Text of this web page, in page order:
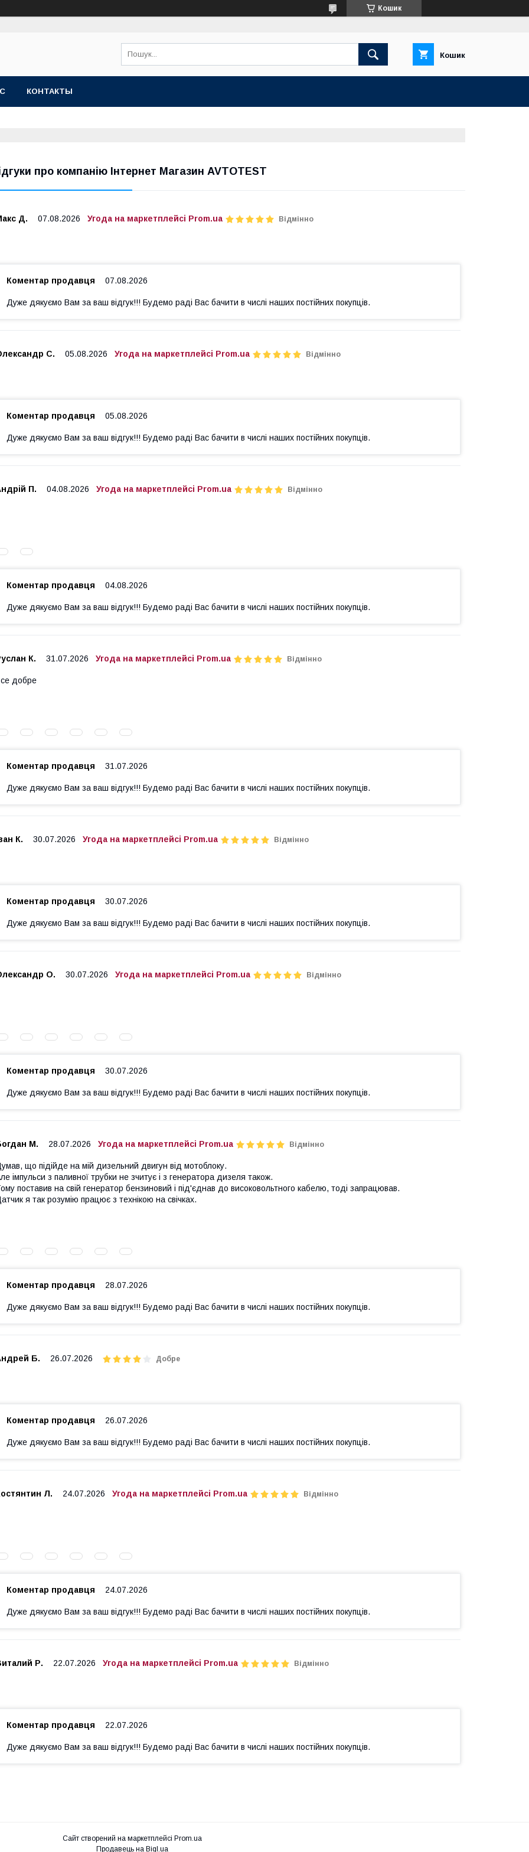
Кошик
Кошик
КОНТАКТЫ
про компанію Інтернет Магазин AVTOTEST
Д. 07.08.2026 Угода на маркетплейсі Prom.ua Відмінно
Коментар продавця 07.08.2026
Дуже дякуємо Вам за ваш відгук!!! Будемо раді Вас бачити в числі наших постійних покупців.
С. 05.08.2026 Угода на маркетплейсі Prom.ua Відмінно
Коментар продавця 05.08.2026
Дуже дякуємо Вам за ваш відгук!!! Будемо раді Вас бачити в числі наших постійних покупців.
П. 04.08.2026 Угода на маркетплейсі Prom.ua Відмінно
Коментар продавця 04.08.2026
Дуже дякуємо Вам за ваш відгук!!! Будемо раді Вас бачити в числі наших постійних покупців.
К. 31.07.2026 Угода на маркетплейсі Prom.ua Відмінно
добре
Коментар продавця 31.07.2026
Дуже дякуємо Вам за ваш відгук!!! Будемо раді Вас бачити в числі наших постійних покупців.
К. 30.07.2026 Угода на маркетплейсі Prom.ua Відмінно
Коментар продавця 30.07.2026
Дуже дякуємо Вам за ваш відгук!!! Будемо раді Вас бачити в числі наших постійних покупців.
О. 30.07.2026 Угода на маркетплейсі Prom.ua Відмінно
Коментар продавця 30.07.2026
Дуже дякуємо Вам за ваш відгук!!! Будемо раді Вас бачити в числі наших постійних покупців.
М. 28.07.2026 Угода на маркетплейсі Prom.ua Відмінно
що підійде на мій дизельний двигун від мотоблоку.
імпульси з паливної трубки не зчитує і з генератора дизеля також.
поставив на свій генератор бензиновий і під'єднав до високовольтного кабелю, тоді запрацював.
я так розумію працює з технікою на свічках.
Коментар продавця 28.07.2026
Дуже дякуємо Вам за ваш відгук!!! Будемо раді Вас бачити в числі наших постійних покупців.
Б. 26.07.2026 Добре
Коментар продавця 26.07.2026
Дуже дякуємо Вам за ваш відгук!!! Будемо раді Вас бачити в числі наших постійних покупців.
Л. 24.07.2026 Угода на маркетплейсі Prom.ua Відмінно
Коментар продавця 24.07.2026
Дуже дякуємо Вам за ваш відгук!!! Будемо раді Вас бачити в числі наших постійних покупців.
Р. 22.07.2026 Угода на маркетплейсі Prom.ua Відмінно
Коментар продавця 22.07.2026
Дуже дякуємо Вам за ваш відгук!!! Будемо раді Вас бачити в числі наших постійних покупців.
Сайт створений на маркетплейсі Prom.ua
Продавець на Bigl.ua